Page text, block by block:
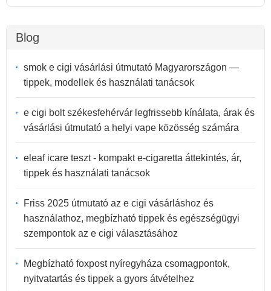
Blog
smok e cigi vásárlási útmutató Magyarországon —
tippek, modellek és használati tanácsok
e cigi bolt székesfehérvár legfrissebb kínálata, árak és
vásárlási útmutató a helyi vape közösség számára
eleaf icare teszt - kompakt e-cigaretta áttekintés, ár,
tippek és használati tanácsok
Friss 2025 útmutató az e cigi vásárláshoz és
használathoz, megbízható tippek és egészségügyi
szempontok az e cigi választásához
Megbízható foxpost nyíregyháza csomagpontok,
nyitvatartás és tippek a gyors átvételhez